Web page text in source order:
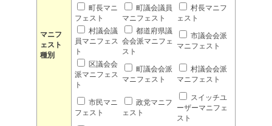
マニフ
ェスト
種別
町長マニ
フェスト
町議会議員
マニフェスト
村長マニフ
ェスト
村議会議
員マニフェス
ト
都道府県議
会会派マニフェ
スト
市議会会派
マニフェスト
区議会会
派マニフェス
ト
町議会会派
マニフェスト
村議会会派
マニフェスト
市民マニ
フェスト
政党マニフ
ェスト
スイッチユ
ーザーマニフェ
スト